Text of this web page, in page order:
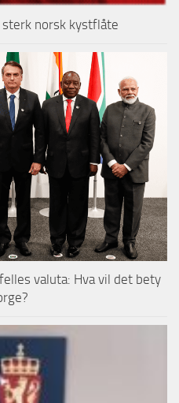
norsk kystflåte
valuta: Hva vil det bety